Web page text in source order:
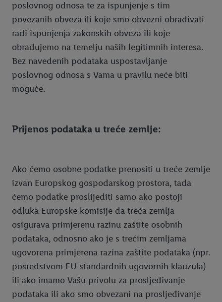
poslovnog odnosa te za ispunjenje s tim
povezanih obveza ili koje smo obvezni obrađivati
radi ispunjenja zakonskih obveza ili koje
obrađujemo na temelju naših legitimnih interesa.
Bez navedenih podataka uspostavljanje
poslovnog odnosa s Vama u pravilu neće biti
moguće.
Prijenos podataka u treće zemlje:
Ako ćemo osobne podatke prenositi u treće zemlje
izvan Europskog gospodarskog prostora, tada
ćemo podatke proslijediti samo ako postoji
odluka Europske komisije da treća zemlja
osigurava primjerenu razinu zaštite osobnih
podataka, odnosno ako je s trećim zemljama
ugovorena primjerena razina zaštite podataka (npr.
posredstvom EU standardnih ugovornih klauzula)
ili ako imamo Vašu privolu za prosljeđivanje
podataka ili ako smo obvezani na prosljeđivanje